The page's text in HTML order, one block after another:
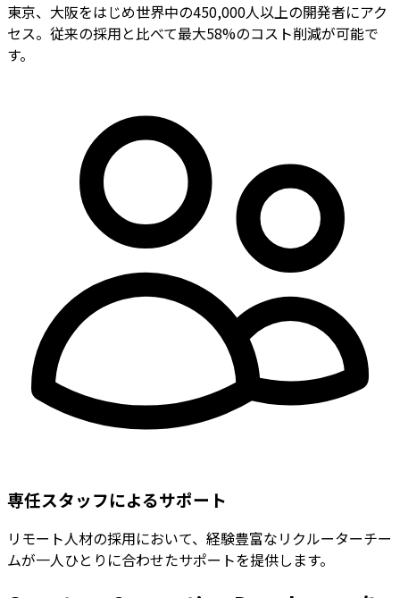
東京、大阪をはじめ世界中の450,000人以上の開発者にアク
セス。従来の採用と比べて最大58%のコスト削減が可能で
す。
専任スタッフによるサポート
リモート人材の採用において、経験豊富なリクルーターチー
ムが一人ひとりに合わせたサポートを提供します。